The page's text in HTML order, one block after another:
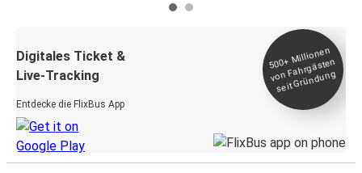
Digitales Ticket &
Live-Tracking
Entdecke die FlixBus App
500+
Millionen
von Fahrgästen
seit
Gründung